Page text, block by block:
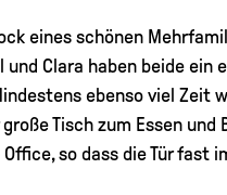
eines schönen
Clara haben beide ein
ebenso viel Zeit
Tisch zum Essen
so dass die Tür fast